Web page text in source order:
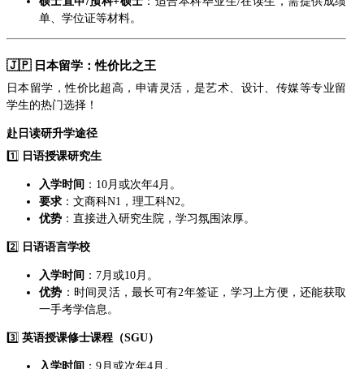
单、学位证等材料。
🇯🇵 日本留学：性价比之王
日本留学，性价比超高，申请灵活，是艺术、设计、传媒等专业留
学生的热门选择！
赴日读研升学途径
1️⃣ 日语授课研究生
入学时间 ：10月或次年4月。
要求 ：文商科N1，理工科N2。
优势 ：直接进入研究生院，学习氛围浓厚。
2️⃣ 日语语言学校
入学时间 ：7月或10月。
优势 ：时间灵活，最长可有2年签证，学习上方便，还能获取
一手考学信息。
3️⃣ 英语授课修士课程（SGU）
入学时间 ：9月或次年4月。